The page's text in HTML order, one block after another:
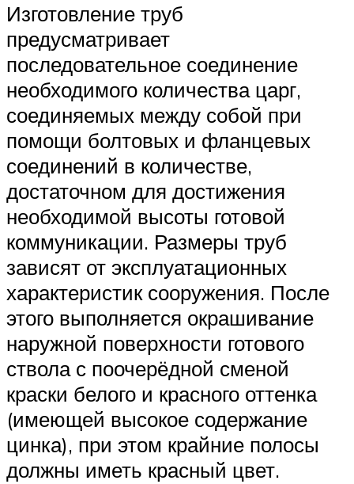
Изготовление труб
предусматривает
последовательное соединение
необходимого количества царг,
соединяемых между собой при
помощи болтовых и фланцевых
соединений в количестве,
достаточном для достижения
необходимой высоты готовой
коммуникации. Размеры труб
зависят от эксплуатационных
характеристик сооружения. После
этого выполняется окрашивание
наружной поверхности готового
ствола с поочерёдной сменой
краски белого и красного оттенка
(имеющей высокое содержание
цинка), при этом крайние полосы
должны иметь красный цвет.